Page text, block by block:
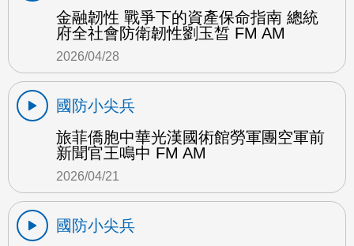
金融韌性 戰爭下的資產保命指南 總統
府全社會防衛韌性劉玉皙 FM AM
2026/04/28
國防小尖兵
旅菲僑胞中華光漢國術館勞軍團空軍前
新聞官王鳴中 FM AM
2026/04/21
國防小尖兵